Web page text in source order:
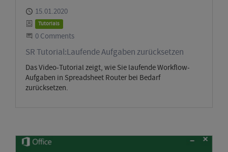
Published
15.01.2020
Category
Tutorials
Start the Conversation
0 Comments
SR Tutorial:Laufende Aufgaben zurücksetzen
Das Video-Tutorial zeigt, wie Sie laufende Workflow-
Aufgaben in Spreadsheet Router bei Bedarf
zurücksetzen.